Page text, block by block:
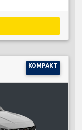
KOMPAKT